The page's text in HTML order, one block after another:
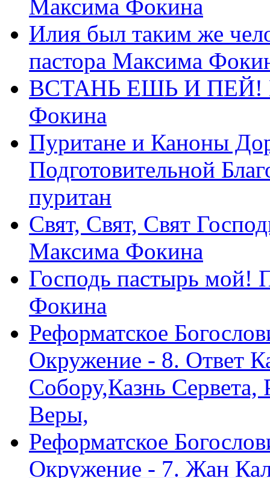
Максима Фокина
Илия был таким же
пастора Максима
ВСТАНЬ ЕШЬ И ПЕЙ!
Фокина
Пуритане и Каноны
Подготовительной
пуритан
Свят, Свят, Свят
Максима Фокина
Господь пастырь мой!
Фокина
Реформатское
Окружение - 8. Ответ
Собору,Казнь Сервета,
Веры,
Реформатское
Окружение - 7. Жан